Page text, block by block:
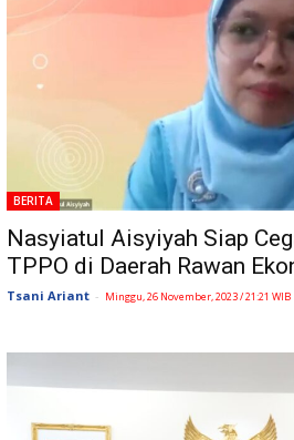
BERITA
Nasyiatul Aisyiyah Siap
TPPO di Daerah Rawan
Tsani Ariant - Minggu, 26 November, 2023 / 21:21 WIB